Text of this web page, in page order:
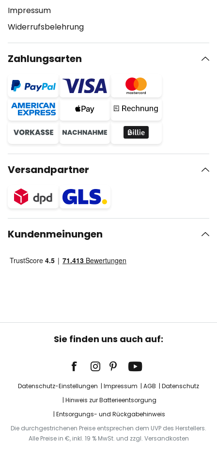
Impressum
Widerrufsbelehrung
Zahlungsarten
Versandpartner
Kundenmeinungen
Sie finden uns auch auf:
Datenschutz-Einstellungen Impressum AGB
Datenschutz
Hinweis zur Batterieentsorgung
Entsorgungs- und Rückgabehinweis
Die durchgestrichenen Preise entsprechen dem UVP des Herstellers.
Alle Preise in €, inkl. 19 % MwSt. und zzgl. Versandkosten